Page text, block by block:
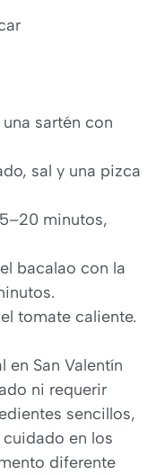
sartén con
sal y una pizca
minutos,
bacalao con la
tomate caliente.
en San Valentín
ni requerir
sencillos,
en los
diferente